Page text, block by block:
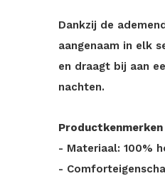
Dankzij de
aangenaam in elk
en draagt bij aan
nachten.
- Materiaal: 100%
-